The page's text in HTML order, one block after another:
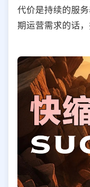
代价是持续的服
期运营需求的话